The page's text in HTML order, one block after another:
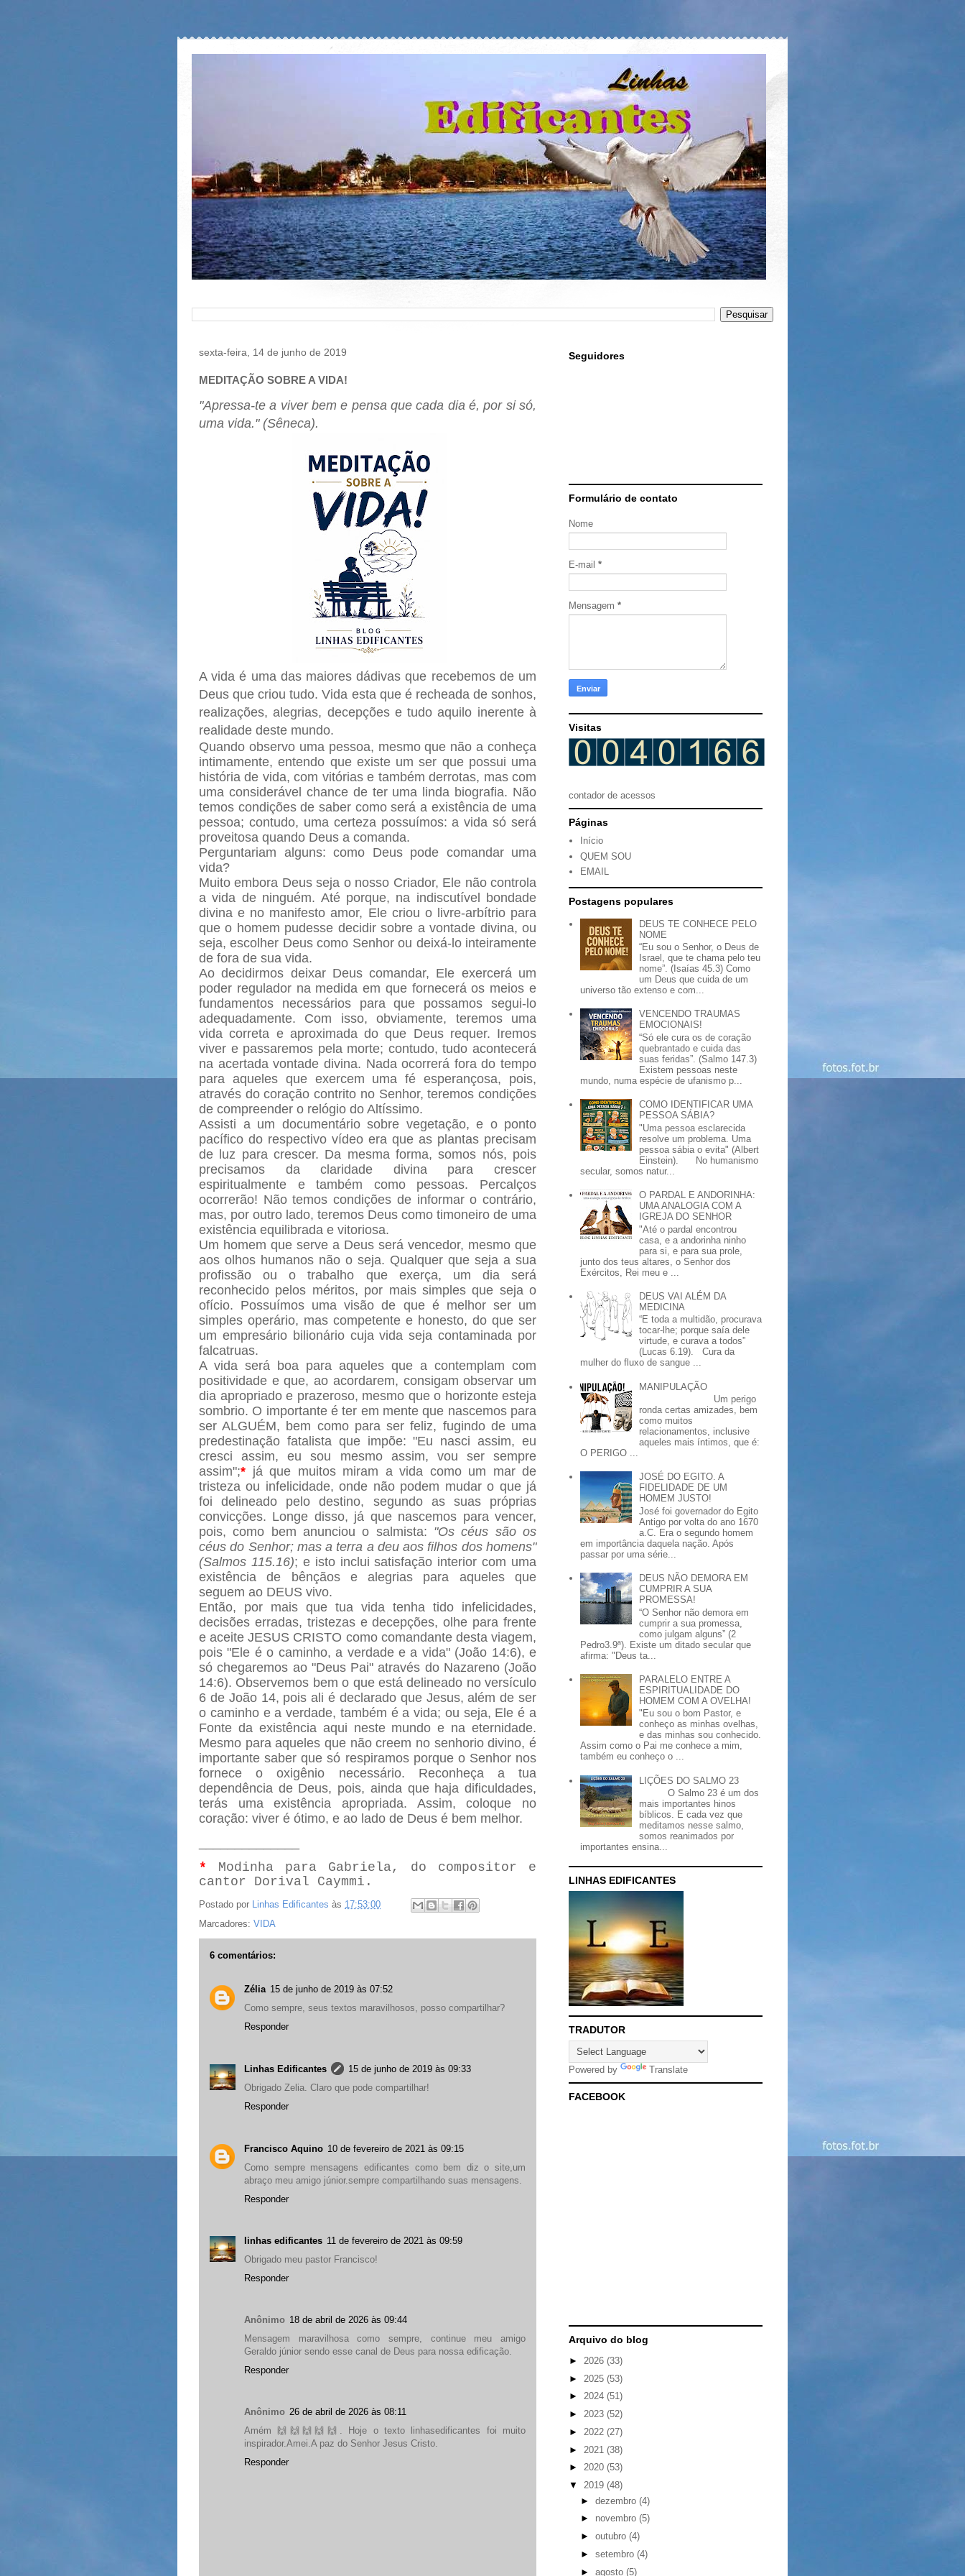
sexta-feira, 14 de junho de 2019
MEDITAÇÃO SOBRE A VIDA!
"Apressa-te a viver bem e pensa que cada dia é, por si só,
uma vida." (Sêneca).
A vida é uma das maiores dádivas que recebemos de um
Deus que criou tudo. Vida esta que é recheada de sonhos,
realizações, alegrias, decepções e tudo aquilo inerente à
realidade deste mundo.
Quando observo uma pessoa, mesmo que não a conheça
intimamente, entendo que existe um ser que possui uma
história de vida, com vitórias e também derrotas, mas com
uma considerável chance de ter uma linda biografia. Não
temos condições de saber como será a existência de uma
pessoa; contudo, uma certeza possuímos: a vida só será
proveitosa quando Deus a comanda.
Perguntariam alguns: como Deus pode comandar uma
vida?
Muito embora Deus seja o nosso Criador, Ele não controla
a vida de ninguém. Até porque, na indiscutível bondade
divina e no manifesto amor, Ele criou o livre-arbítrio para
que o homem pudesse decidir sobre a vontade divina, ou
seja, escolher Deus como Senhor ou deixá-lo inteiramente
de fora de sua vida.
Ao decidirmos deixar Deus comandar, Ele exercerá um
poder regulador na medida em que fornecerá os meios e
fundamentos necessários para que possamos segui-lo
adequadamente. Com isso, obviamente, teremos uma
vida correta e aproximada do que Deus requer. Iremos
viver e passaremos pela morte; contudo, tudo acontecerá
na acertada vontade divina. Nada ocorrerá fora do tempo
para aqueles que exercem uma fé esperançosa, pois,
através do coração contrito no Senhor, teremos condições
de compreender o relógio do Altíssimo.
Assisti a um documentário sobre vegetação, e o ponto
pacífico do respectivo vídeo era que as plantas precisam
de luz para crescer. Da mesma forma, somos nós, pois
precisamos da claridade divina para crescer
espiritualmente e também como pessoas. Percalços
ocorrerão! Não temos condições de informar o contrário,
mas, por outro lado, teremos Deus como timoneiro de uma
existência equilibrada e vitoriosa.
Um homem que serve a Deus será vencedor, mesmo que
aos olhos humanos não o seja. Qualquer que seja a sua
profissão ou o trabalho que exerça, um dia será
reconhecido pelos méritos, por mais simples que seja o
ofício. Possuímos uma visão de que é melhor ser um
simples operário, mas competente e honesto, do que ser
um empresário bilionário cuja vida seja contaminada por
falcatruas.
A vida será boa para aqueles que a contemplam com
positividade e que, ao acordarem, consigam observar um
dia apropriado e prazeroso, mesmo que o horizonte esteja
sombrio. O importante é ter em mente que nascemos para
ser ALGUÉM, bem como para ser feliz, fugindo de uma
predestinação fatalista que impõe: "Eu nasci assim, eu
cresci assim, eu sou mesmo assim, vou ser sempre
assim";* já que muitos miram a vida como um mar de
tristeza ou infelicidade, onde não podem mudar o que já
foi delineado pelo destino, segundo as suas próprias
convicções. Longe disso, já que nascemos para vencer,
pois, como bem anunciou o salmista: "Os céus são os
céus do Senhor; mas a terra a deu aos filhos dos homens"
(Salmos 115.16); e isto inclui satisfação interior com uma
existência de bênçãos e alegrias para aqueles que
seguem ao DEUS vivo.
Então, por mais que tua vida tenha tido infelicidades,
decisões erradas, tristezas e decepções, olhe para frente
e aceite JESUS CRISTO como comandante desta viagem,
pois "Ele é o caminho, a verdade e a vida" (João 14:6), e
só chegaremos ao "Deus Pai" através do Nazareno (João
14:6). Observemos bem o que está delineado no versículo
6 de João 14, pois ali é declarado que Jesus, além de ser
o caminho e a verdade, também é a vida; ou seja, Ele é a
Fonte da existência aqui neste mundo e na eternidade.
Mesmo para aqueles que não creem no senhorio divino, é
importante saber que só respiramos porque o Senhor nos
fornece o oxigênio necessário. Reconheça a tua
dependência de Deus, pois, ainda que haja dificuldades,
terás uma existência apropriada. Assim, coloque no
coração: viver é ótimo, e ao lado de Deus é bem melhor.
* Modinha para Gabriela, do compositor e
cantor Dorival Caymmi.
Postado por Linhas Edificantes às 17:53:00
Marcadores: VIDA
6 comentários:
Zélia 15 de junho de 2019 às 07:52
Como sempre, seus textos maravilhosos, posso compartilhar?
Responder
Linhas Edificantes
15 de junho de 2019 às 09:33
Obrigado Zelia. Claro que pode compartilhar!
Responder
Francisco Aquino 10 de fevereiro de 2021 às 09:15
Como sempre mensagens edificantes como bem diz o site,um
abraço meu amigo júnior.sempre compartilhando suas mensagens.
Responder
linhas edificantes 11 de fevereiro de 2021 às 09:59
Obrigado meu pastor Francisco!
Responder
Anônimo 18 de abril de 2026 às 09:44
Mensagem maravilhosa como sempre, continue meu amigo
Geraldo júnior sendo esse canal de Deus para nossa edificação.
Responder
Anônimo 26 de abril de 2026 às 08:11
Amém 🙌🙌🙌🙌🙌. Hoje o texto linhasedificantes foi muito
inspirador.Amei.A paz do Senhor Jesus Cristo.
Responder
Seguidores
Formulário de contato
Nome
E-mail *
Mensagem *
Visitas
contador de acessos
Páginas
Início
QUEM SOU
EMAIL
Postagens populares
DEUS TE CONHECE PELO
NOME
“Eu sou o Senhor, o Deus de
Israel, que te chama pelo teu
nome”. (Isaías 45.3) Como
um Deus que cuida de um
universo tão extenso e com...
VENCENDO TRAUMAS
EMOCIONAIS!
“Só ele cura os de coração
quebrantado e cuida das
suas feridas”. (Salmo 147.3)
Existem pessoas neste
mundo, numa espécie de ufanismo p...
COMO IDENTIFICAR UMA
PESSOA SÁBIA?
"Uma pessoa esclarecida
resolve um problema. Uma
pessoa sábia o evita" (Albert
Einstein). No humanismo
secular, somos natur...
O PARDAL E ANDORINHA:
UMA ANALOGIA COM A
IGREJA DO SENHOR
"Até o pardal encontrou
casa, e a andorinha ninho
para si, e para sua prole,
junto dos teus altares, o Senhor dos
Exércitos, Rei meu e ...
DEUS VAI ALÉM DA
MEDICINA
“E toda a multidão, procurava
tocar-lhe; porque saía dele
virtude, e curava a todos”
(Lucas 6.19). Cura da
mulher do fluxo de sangue ...
MANIPULAÇÃO
Um perigo
ronda certas amizades, bem
como muitos
relacionamentos, inclusive
aqueles mais íntimos, que é:
O PERIGO ...
JOSÉ DO EGITO. A
FIDELIDADE DE UM
HOMEM JUSTO!
José foi governador do Egito
Antigo por volta do ano 1670
a.C. Era o segundo homem
em importância daquela nação. Após
passar por uma série...
DEUS NÃO DEMORA EM
CUMPRIR A SUA
PROMESSA!
“O Senhor não demora em
cumprir a sua promessa,
como julgam alguns” (2
Pedro3.9ª). Existe um ditado secular que
afirma: "Deus ta...
PARALELO ENTRE A
ESPIRITUALIDADE DO
HOMEM COM A OVELHA!
"Eu sou o bom Pastor, e
conheço as minhas ovelhas,
e das minhas sou conhecido.
Assim como o Pai me conhece a mim,
também eu conheço o ...
LIÇÕES DO SALMO 23
O Salmo 23 é um dos
mais importantes hinos
bíblicos. E cada vez que
meditamos nesse salmo,
somos reanimados por
importantes ensina...
LINHAS EDIFICANTES
TRADUTOR
Powered by Translate
FACEBOOK
Arquivo do blog
► 2026 (33)
► 2025 (53)
► 2024 (51)
► 2023 (52)
► 2022 (27)
► 2021 (38)
► 2020 (53)
▼ 2019 (48)
► dezembro (4)
► novembro (5)
► outubro (4)
► setembro (4)
► agosto (5)